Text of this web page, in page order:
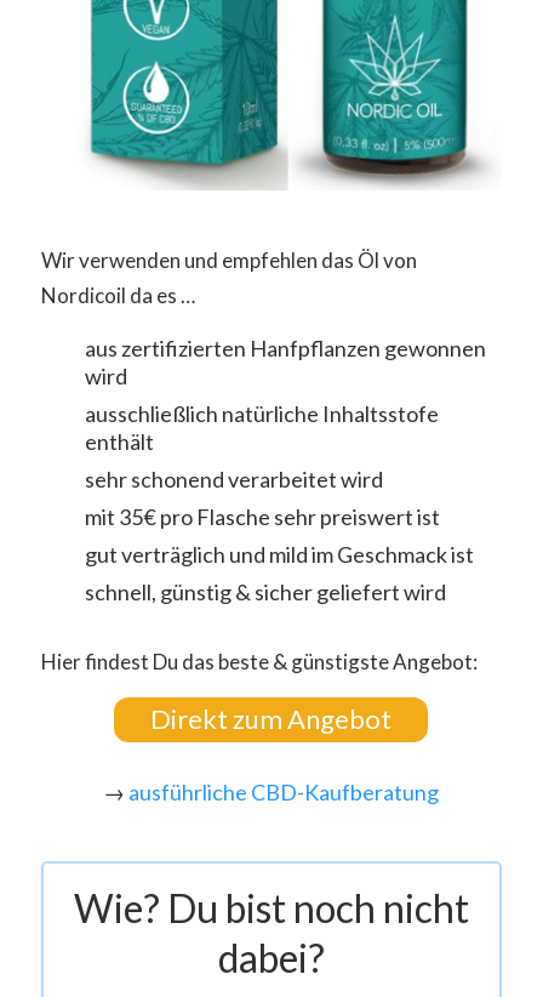
Wir verwenden und empfehlen das Öl von
Nordicoil da es …
aus zertifizierten Hanfpflanzen gewonnen
wird
ausschließlich natürliche Inhaltsstofe
enthält
sehr schonend verarbeitet wird
mit 35€ pro Flasche sehr preiswert ist
gut verträglich und mild im Geschmack ist
schnell, günstig & sicher geliefert wird
Hier findest Du das beste & günstigste Angebot:
Direkt zum Angebot
→ ausführliche CBD-Kaufberatung
Wie? Du bist noch nicht
dabei?